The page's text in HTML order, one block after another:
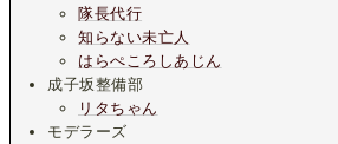
隊長代行
知らない未亡人
はらぺころしあじん
成子坂整備部
リタちゃん
モデラーズ